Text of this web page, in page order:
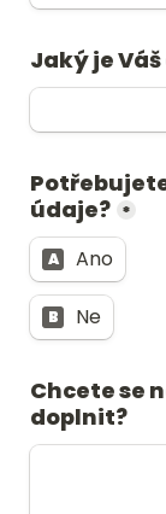
Jaký je
údaje? *
A Ano
B Ne
Chcete se
doplnit?